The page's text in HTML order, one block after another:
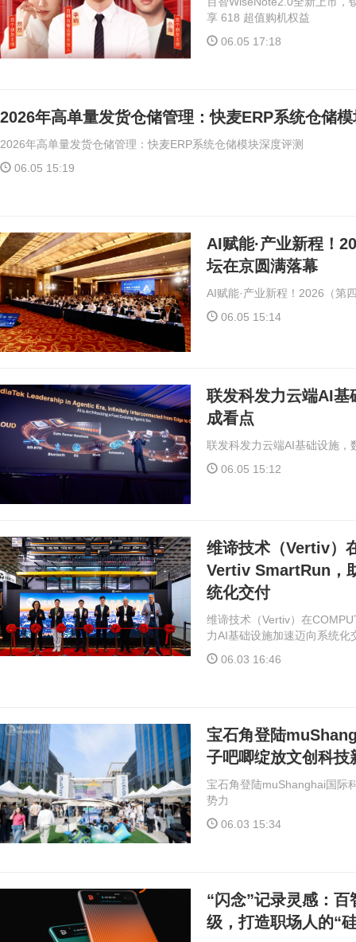
享 618 超值购机权益
06.05 17:18
2026年高单量发货仓储管理：快麦ERP系统仓储
2026年高单量发货仓储管理：快麦ERP系统仓储模块深度评测
06.05 15:19
AI赋能·产业新程！
坛在京圆满落幕
AI赋能·产业新程！2026（第
06.05 15:14
联发科发力云端AI基
成看点
联发科发力云端AI基础设施，
06.05 15:12
维谛技术（Vertiv）
Vertiv SmartRun，
统化交付
维谛技术（Vertiv）在
力AI基础设施加速迈向系统化
06.03 16:46
宝石角登陆
子吧唧绽放文创科技
宝石角登陆muShanghai国际
势力
06.03 15:34
“闪念”记录灵感：
级，打造职场人的“